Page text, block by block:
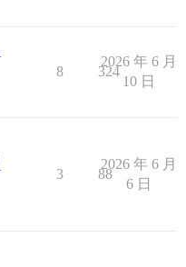
8 324
2026 年 6 月
10 日
3 88
2026 年 6 月
6 日